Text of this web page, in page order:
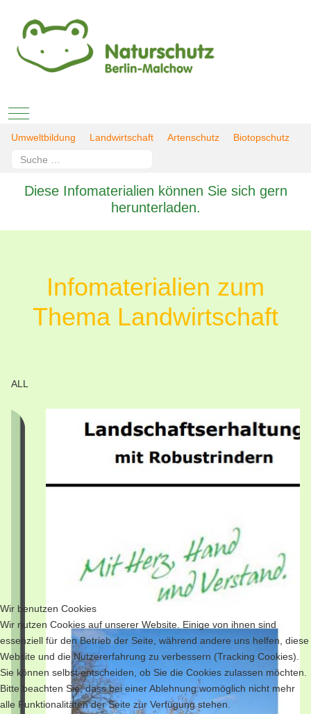
Mobile Menu Toggle
Umweltbildung Landwirtschaft Artenschutz
Biotopschutz
Suchen
Diese Infomaterialien können Sie sich gern
herunterladen.
Infomaterialien zum
Thema Landwirtschaft
ALL
Wir benutzen Cookies
Wir nutzen Cookies auf unserer Website. Einige von ihnen sind
essenziell für den Betrieb der Seite, während andere uns helfen, diese
Website und die Nutzererfahrung zu verbessern (Tracking Cookies).
Sie können selbst entscheiden, ob Sie die Cookies zulassen möchten.
Bitte beachten Sie, dass bei einer Ablehnung womöglich nicht mehr
alle Funktionalitäten der Seite zur Verfügung stehen.